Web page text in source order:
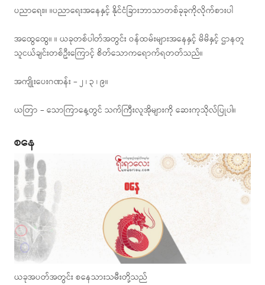
ပညာရေး။ ။ပညာရေးအနေနှင့် နိုင်ငံခြားဘာသာတစ်ခုခုကိုလိုက်စားပါ
အထွေထွေ။ ။ ယခုတစ်ပါတ်အတွင်း ဝန်ထမ်းများအနေနှင့် မိမိနှင့် ဌာနတူ
သူငယ်ချင်းတစ်ဦးကြောင့် စိတ်သောကရောက်ရတတ်သည်။
အကျိုးပေးဂဏန်း – ၂ ၊ ၃ ၊ ၉။
ယတြာ – သောကြာနေ့တွင် သက်ကြီးလူအိုများကို ဆေးကုသိုလ်ပြုပါ။
စနေ
ယခုအပတ်အတွင်း စနေသားသမီးတို့သည်